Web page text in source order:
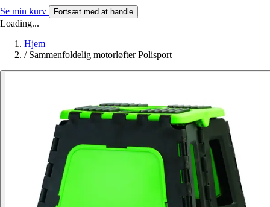
Se min kurv Fortsæt med at handle
Loading...
Hjem
/ Sammenfoldelig motorløfter Polisport